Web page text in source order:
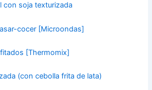
con soja texturizada
cocer [Microondas]
[Thermomix]
(con cebolla frita de lata)